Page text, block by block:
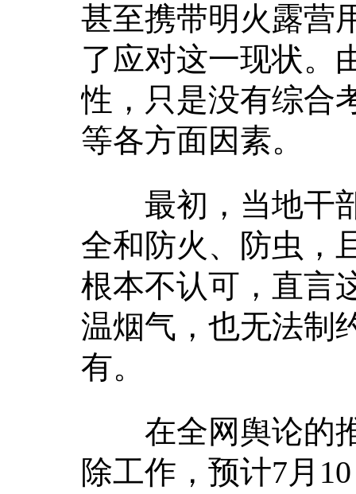
甚至携带明火露营
了应对这一现状。
性，只是没有综合
等各方面因素。
最初，当地干部
全和防火、防虫，
根本不认可，直言
温烟气，也无法制
有。
在全网舆论的推
除工作，预计7月